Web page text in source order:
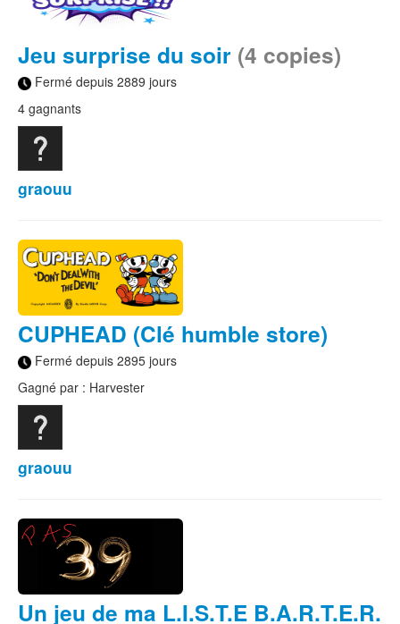
Jeu surprise du soir (4 copies)
Fermé depuis 2889 jours
4 gagnants
graouu
CUPHEAD (Clé humble store)
Fermé depuis 2895 jours
Gagné par : Harvester
graouu
Un jeu de ma L.I.S.T.E B.A.R.T.E.R.